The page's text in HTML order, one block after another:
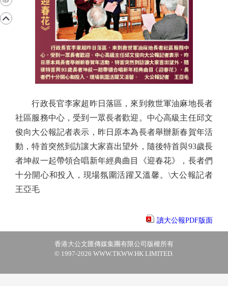
行政長官李家超昨日落區，來到救世軍油麻地長者
社區服務中心，受到一眾長者歡迎。中心高級主任邱文
俊向大公報記者表示，昨日原本為長者舉辦新春賀年活
動，特首突然到訪讓大家喜出望外，隨後特首與93歲長
者坤叔一起帶領合唱新年經典曲目《迎春花》，長者們
十分開心和投入，現場氛圍活躍又溫馨。\大公報記者
王亞毛
讀大公報PDF版面
香港大公文匯傳媒集團有限公司版權所有
© 1997-2026 WWW.TKWW.HK LIMITED.